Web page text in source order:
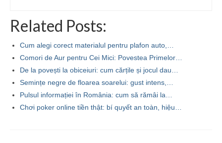
Related Posts:
Cum alegi corect materialul pentru plafon auto,…
Comori de Aur pentru Cei Mici: Povestea Primelor…
De la povești la obiceiuri: cum cărțile și jocul dau…
Semințe negre de floarea soarelui: gust intens,…
Pulsul informației în România: cum să rămâi la…
Chơi poker online tiền thật: bí quyết an toàn, hiệu…